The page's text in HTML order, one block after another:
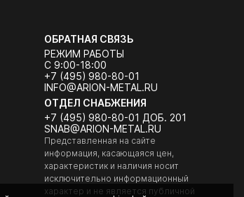
ОБРАТНАЯ СВЯЗЬ
РЕЖИМ РАБОТЫ
С 9:00-18:00
+7 (495) 980-80-01
INFO@ARION-METAL.RU
ОТДЕЛ СНАБЖЕНИЯ
+7 (495) 980-80-01 ДОБ. 201
SNAB@ARION-METAL.RU
Представленная на сайте
информация, касающаяся цен,
характеристик и наличия носит
исключительно информационный
характер и не является публичной